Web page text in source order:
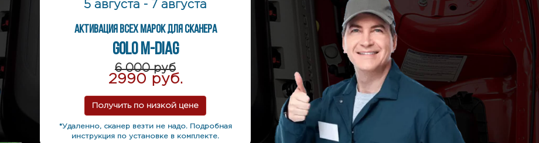
5 августа - 7 августа
Активация всех марок для сканера
Golo M-Diag
6 000 руб
2990 руб.
Получить по низкой цене
*Удаленно, сканер везти не надо. Подробная
инструкция по установке в комплекте.